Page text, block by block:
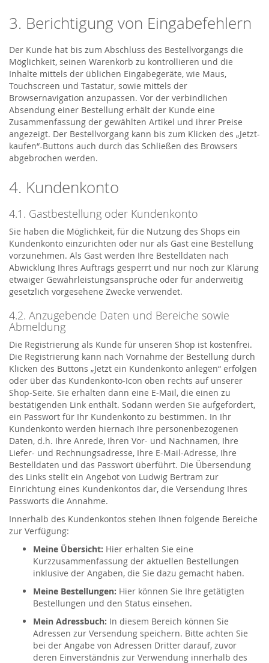
3. Berichtigung von Eingabefehlern
Der Kunde hat bis zum Abschluss des Bestellvorgangs die
Möglichkeit, seinen Warenkorb zu kontrollieren und die
Inhalte mittels der üblichen Eingabegeräte, wie Maus,
Touchscreen und Tastatur, sowie mittels der
Browsernavigation anzupassen. Vor der verbindlichen
Absendung einer Bestellung erhält der Kunde eine
Zusammenfassung der gewählten Artikel und ihrer Preise
angezeigt. Der Bestellvorgang kann bis zum Klicken des „Jetzt-
kaufen“-Buttons auch durch das Schließen des Browsers
abgebrochen werden.
4. Kundenkonto
4.1. Gastbestellung oder Kundenkonto
Sie haben die Möglichkeit, für die Nutzung des Shops ein
Kundenkonto einzurichten oder nur als Gast eine Bestellung
vorzunehmen. Als Gast werden Ihre Bestelldaten nach
Abwicklung Ihres Auftrags gesperrt und nur noch zur Klärung
etwaiger Gewährleistungsansprüche oder für anderweitig
gesetzlich vorgesehene Zwecke verwendet.
4.2. Anzugebende Daten und Bereiche sowie
Abmeldung
Die Registrierung als Kunde für unseren Shop ist kostenfrei.
Die Registrierung kann nach Vornahme der Bestellung durch
Klicken des Buttons „Jetzt ein Kundenkonto anlegen“ erfolgen
oder über das Kundenkonto-Icon oben rechts auf unserer
Shop-Seite. Sie erhalten dann eine E-Mail, die einen zu
bestätigenden Link enthält. Sodann werden Sie aufgefordert,
ein Passwort für Ihr Kundenkonto zu bestimmen. In Ihr
Kundenkonto werden hiernach Ihre personenbezogenen
Daten, d.h. Ihre Anrede, Ihren Vor- und Nachnamen, Ihre
Liefer- und Rechnungsadresse, Ihre E-Mail-Adresse, Ihre
Bestelldaten und das Passwort überführt. Die Übersendung
des Links stellt ein Angebot von Ludwig Bertram zur
Einrichtung eines Kundenkontos dar, die Versendung Ihres
Passworts die Annahme.
Innerhalb des Kundenkontos stehen Ihnen folgende Bereiche
zur Verfügung:
Meine Übersicht: Hier erhalten Sie eine
Kurzzusammenfassung der aktuellen Bestellungen
inklusive der Angaben, die Sie dazu gemacht haben.
Meine Bestellungen: Hier können Sie Ihre getätigten
Bestellungen und den Status einsehen.
Mein Adressbuch: In diesem Bereich können Sie
Adressen zur Versendung speichern. Bitte achten Sie
bei der Angabe von Adressen Dritter darauf, zuvor
deren Einverständnis zur Verwendung innerhalb des